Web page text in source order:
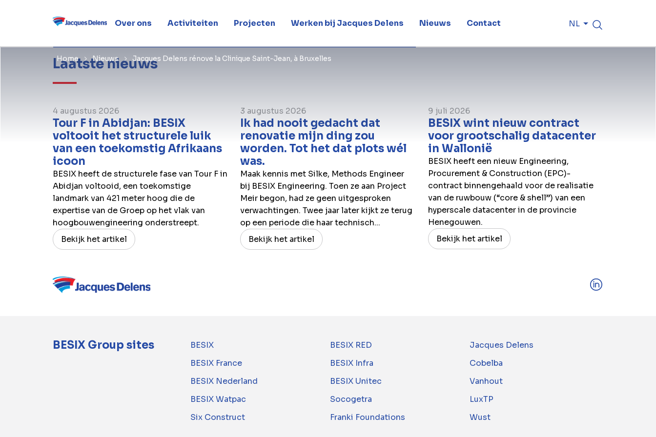
Over ons Activiteiten Projecten Werken bij Jacques Delens Nieuws Contact NL
Home Nieuws Jacques Delens rénove la Clinique Saint-Jean, à Bruxelles
8 juni 2021
Laatste nieuws
4 augustus 2026
Tour F in Abidjan: BESIX
voltooit het structurele luik
van een toekomstig Afrikaans
icoon
BESIX heeft de structurele fase van Tour F in
Abidjan voltooid, een toekomstige
landmark van 421 meter hoog die de
expertise van de Groep op het vlak van
hoogbouwengineering onderstreept.
Bekijk het artikel
3 augustus 2026
Ik had nooit gedacht dat
renovatie mijn ding zou
worden. Tot het dat plots wél
was.
Maak kennis met Silke, Methods Engineer
bij BESIX Engineering. Toen ze aan Project
Meir begon, had ze geen uitgesproken
verwachtingen. Twee jaar later kijkt ze terug
op een periode die haar technisch...
Bekijk het artikel
9 juli 2026
BESIX wint nieuw contract
voor grootschalig datacenter
in Wallonië
BESIX heeft een nieuw Engineering,
Procurement & Construction (EPC)-
contract binnengehaald voor de realisatie
van de ruwbouw (“core & shell”) van een
hyperscale datacenter in de provincie
Henegouwen.
Bekijk het artikel
BESIX Group sites BESIX BESIX RED
Jacques Delens
BESIX France
BESIX Infra
Cobelba
BESIX Nederland
BESIX Unitec
Vanhout
BESIX Watpac
Socogetra
LuxTP
Six Construct
Franki Foundations Wust